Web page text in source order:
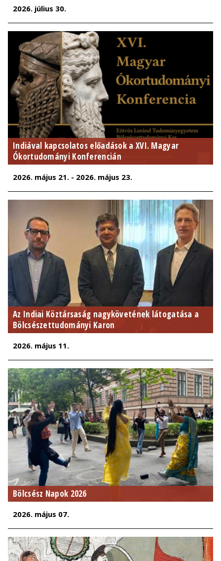
2026. július 30.
Indiával kapcsolatos előadások a XVI. Magyar
Ókortudományi Konferencián
2026. május 21. - 2026. május 23.
Az Indiai Köztársaság nagykövetének látogatása a
Bölcsészettudományi Karon
2026. május 11.
Bölcsész Napok 2026
2026. május 07.